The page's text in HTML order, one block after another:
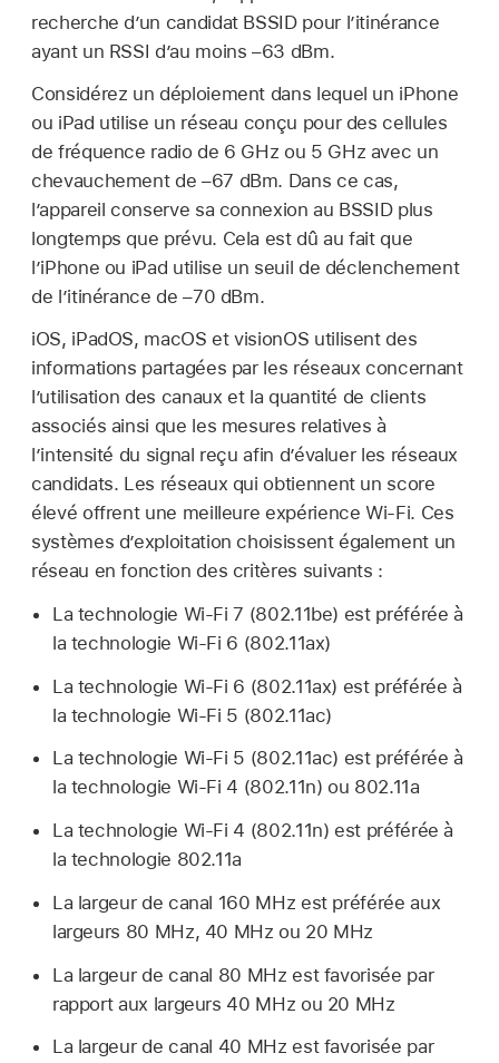
recherche d’un candidat BSSID pour l’itinérance
ayant un RSSI d’au moins –63 dBm.
Considérez un déploiement dans lequel un iPhone
ou iPad utilise un réseau conçu pour des cellules
de fréquence radio de 6 GHz ou 5 GHz avec un
chevauchement de –67 dBm. Dans ce cas,
l’appareil conserve sa connexion au BSSID plus
longtemps que prévu. Cela est dû au fait que
l’iPhone ou iPad utilise un seuil de déclenchement
de l’itinérance de –70 dBm.
iOS, iPadOS, macOS et visionOS utilisent des
informations partagées par les réseaux concernant
l’utilisation des canaux et la quantité de clients
associés ainsi que les mesures relatives à
l’intensité du signal reçu afin d’évaluer les réseaux
candidats. Les réseaux qui obtiennent un score
élevé offrent une meilleure expérienceWi-Fi. Ces
systèmes d’exploitation choisissent également un
réseau en fonction des critères suivants :
La technologie Wi-Fi 7 (802.11be) est préférée à
la technologie Wi-Fi 6 (802.11ax)
La technologie Wi-Fi 6 (802.11ax) est préférée à
la technologie Wi-Fi 5 (802.11ac)
La technologie Wi-Fi 5 (802.11ac) est préférée à
la technologie Wi-Fi 4 (802.11n) ou 802.11a
La technologie Wi-Fi 4 (802.11n) est préférée à
la technologie 802.11a
La largeur de canal 160 MHz est préférée aux
largeurs 80 MHz, 40 MHz ou 20 MHz
La largeur de canal 80 MHz est favorisée par
rapport aux largeurs 40 MHz ou 20 MHz
La largeur de canal 40 MHz est favorisée par